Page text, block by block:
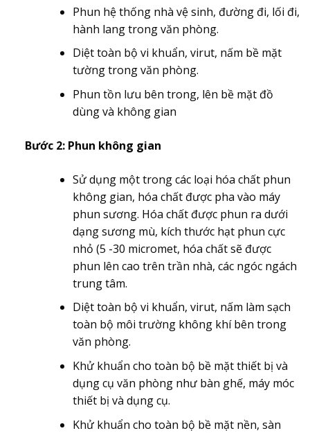
Phun hệ thống nhà vệ sinh, đường đi, lối đi,
hành lang trong văn phòng.
Diệt toàn bộ vi khuẩn, virut, nấm bề mặt
tường trong văn phòng.
Phun tồn lưu bên trong, lên bề mặt đồ
dùng và không gian
Bước 2: Phun không gian
Sử dụng một trong các loại hóa chất phun
không gian, hóa chất được pha vào máy
phun sương. Hóa chất được phun ra dưới
dạng sương mù, kích thước hạt phun cực
nhỏ (5 -30 micromet, hóa chất sẽ được
phun lên cao trên trần nhà, các ngóc ngách
trung tâm.
Diệt toàn bộ vi khuẩn, virut, nấm làm sạch
toàn bộ môi trường không khí bên trong
văn phòng.
Khử khuẩn cho toàn bộ bề mặt thiết bị và
dụng cụ văn phòng như bàn ghế, máy móc
thiết bị và dụng cụ.
Khử khuẩn cho toàn bộ bề mặt nền, sàn